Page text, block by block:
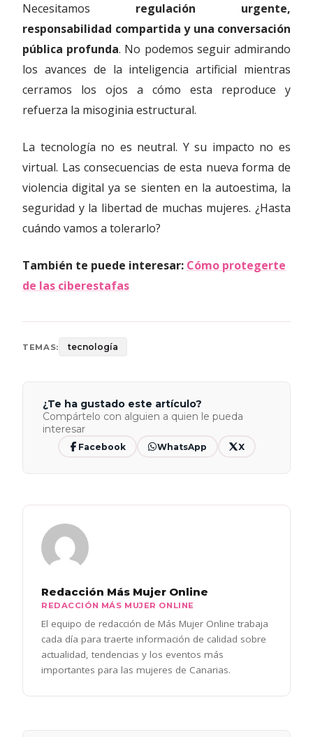
Necesitamos regulación urgente,
responsabilidad compartida y una conversación
pública profunda. No podemos seguir admirando
los avances de la inteligencia artificial mientras
cerramos los ojos a cómo esta reproduce y
refuerza la misoginia estructural.
La tecnología no es neutral. Y su impacto no es
virtual. Las consecuencias de esta nueva forma de
violencia digital ya se sienten en la autoestima, la
seguridad y la libertad de muchas mujeres. ¿Hasta
cuándo vamos a tolerarlo?
También te puede interesar: Cómo protegerte
de las ciberestafas
TEMAS: tecnología
¿Te ha gustado este artículo?
Compártelo con alguien a quien le pueda
interesar
Facebook WhatsApp X
Redacción Más Mujer Online
REDACCIÓN MÁS MUJER ONLINE
El equipo de redacción de Más Mujer Online trabaja
cada día para traerte información de calidad sobre
actualidad, tendencias y los eventos más
importantes para las mujeres de Canarias.